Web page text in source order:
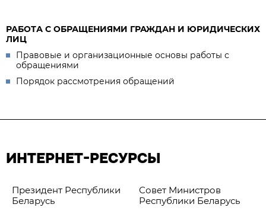
РАБОТА С ОБРАЩЕНИЯМИ ГРАЖДАН И ЮРИДИЧЕСКИХ
ЛИЦ
Правовые и организационные основы работы с
обращениями
Порядок рассмотрения обращений
ИНТЕРНЕТ-РЕСУРСЫ
Президент Республики
Беларусь
Совет Министров
Республики Беларусь